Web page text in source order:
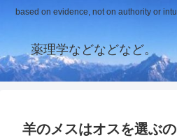
based on evidence, not on authority or
薬理学などなどなど。
羊のメスはオスを選ぶ